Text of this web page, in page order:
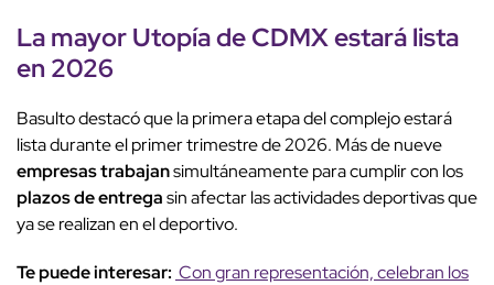
La mayor Utopía de CDMX estará lista
en 2026
Basulto destacó que la primera etapa del complejo estará
lista durante el primer trimestre de 2026. Más de nueve
empresas trabajansimultáneamente para cumplir con los
plazos de entregasin afectar las actividades deportivas que
ya se realizan en el deportivo.
Te puede interesar: Con gran representación, celebran los